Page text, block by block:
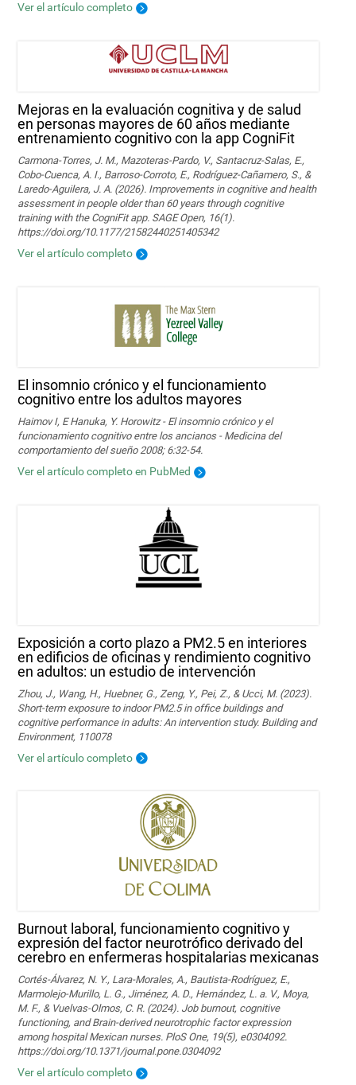
Ver el artículo completo
Mejoras en la evaluación cognitiva y de salud
en personas mayores de 60 años mediante
entrenamiento cognitivo con la app CogniFit
Carmona-Torres, J. M., Mazoteras-Pardo, V., Santacruz-Salas, E.,
Cobo-Cuenca, A. I., Barroso-Corroto, E., Rodríguez-Cañamero, S., &
Laredo-Aguilera, J. A. (2026). Improvements in cognitive and health
assessment in people older than 60 years through cognitive
training with the CogniFit app. SAGE Open, 16(1).
https://doi.org/10.1177/21582440251405342
Ver el artículo completo
El insomnio crónico y el funcionamiento
cognitivo entre los adultos mayores
Haimov I, E Hanuka, Y. Horowitz - El insomnio crónico y el
funcionamiento cognitivo entre los ancianos - Medicina del
comportamiento del sueño 2008; 6:32-54.
Ver el artículo completo en PubMed
Exposición a corto plazo a PM2.5 en interiores
en edificios de oficinas y rendimiento cognitivo
en adultos: un estudio de intervención
Zhou, J., Wang, H., Huebner, G., Zeng, Y., Pei, Z., & Ucci, M. (2023).
Short-term exposure to indoor PM2.5 in office buildings and
cognitive performance in adults: An intervention study. Building and
Environment, 110078
Ver el artículo completo
Burnout laboral, funcionamiento cognitivo y
expresión del factor neurotrófico derivado del
cerebro en enfermeras hospitalarias mexicanas
Cortés-Álvarez, N. Y., Lara-Morales, A., Bautista-Rodríguez, E.,
Marmolejo-Murillo, L. G., Jiménez, A. D., Hernández, L. a. V., Moya,
M. F., & Vuelvas-Olmos, C. R. (2024). Job burnout, cognitive
functioning, and Brain-derived neurotrophic factor expression
among hospital Mexican nurses. PloS One, 19(5), e0304092.
https://doi.org/10.1371/journal.pone.0304092
Ver el artículo completo